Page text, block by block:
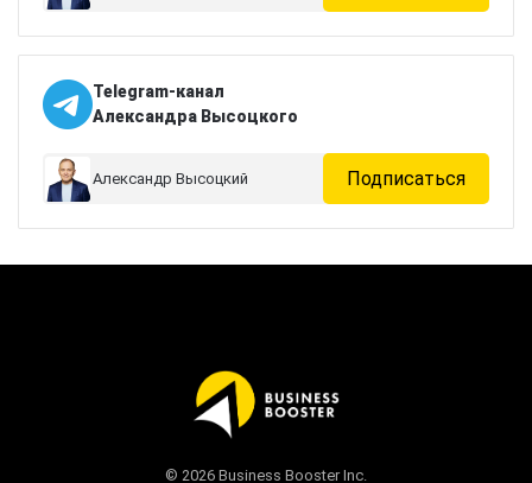
Telegram-канал
Александра Высоцкого
Александр Высоцкий Подписаться
© 2026 Business Booster Inc.